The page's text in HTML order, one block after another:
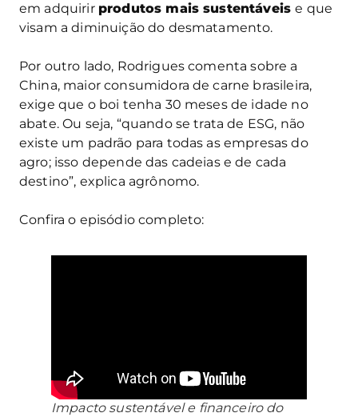
em adquirir produtos mais sustentáveise que
visam a diminuição do desmatamento.
Por outro lado, Rodrigues comenta sobre a
China, maior consumidora de carne brasileira,
exige que o boi tenha 30 meses de idade no
abate. Ou seja, “quando se trata de ESG, não
existe um padrão para todas as empresas do
agro; isso depende das cadeias e de cada
destino”, explica agrônomo.
Confira o episódio completo:
Impacto sustentável e financeiro do